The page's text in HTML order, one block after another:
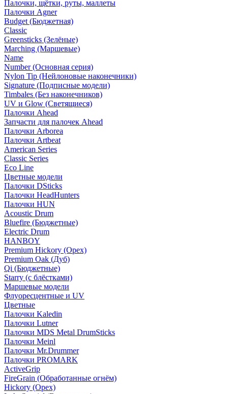
Палочки, щётки, руты, маллеты
Палочки Agner
Budget (Бюджетная)
Classic
Greensticks (Зелёные)
Marching (Маршевые)
Name
Number (Основная серия)
Nylon Tip (Нейлоновые наконечники)
Signature (Подписные модели)
Timbales (Без наконечников)
UV и Glow (Светящиеся)
Палочки Ahead
Запчасти для палочек Ahead
Палочки Arborea
Палочки Artbeat
American Series
Classic Series
Eco Line
Цветные модели
Палочки DSticks
Палочки HeadHunters
Палочки HUN
Acoustic Drum
Bluefire (Бюджетные)
Electric Drum
HANBOY
Premium Hickory (Орех)
Premium Oak (Дуб)
Qi (Бюджетные)
Starry (с блёстками)
Маршевые модели
Флуоресцентные и UV
Цветные
Палочки Kaledin
Палочки Lutner
Палочки MDS Metal DrumSticks
Палочки Meinl
Палочки Mr.Drummer
Палочки PROMARK
ActiveGrip
FireGrain (Обработанные огнём)
Hickory (Орех)